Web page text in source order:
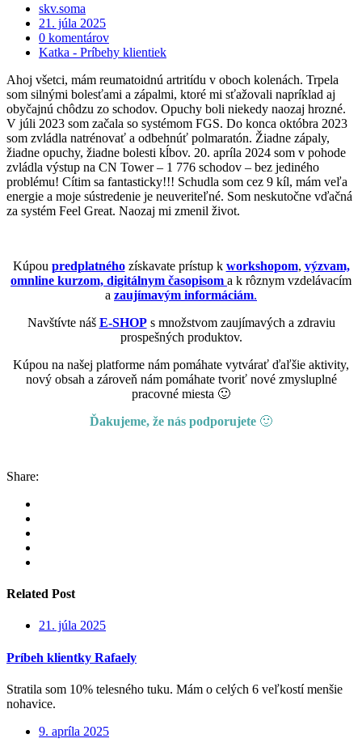
skv.soma
21. júla 2025
0 komentárov
Katka - Príbehy klientiek
Ahoj všetci, mám reumatoidnú artritídu v oboch kolenách. Trpela
som silnými bolesťami a zápalmi, ktoré mi sťažovali napríklad aj
obyčajnú chôdzu zo schodov. Opuchy boli niekedy naozaj hrozné.
V júli 2023 som začala so systémom FGS. Do konca októbra 2023
som zvládla natrénovať a odbehnúť polmaratón. Žiadne zápaly,
žiadne opuchy, žiadne bolesti kĺbov. 20. apríla 2024 som v pohode
zvládla výstup na CN Tower – 1 776 schodov – bez jediného
problému! Cítim sa fantasticky!!! Schudla som cez 9 kíl, mám veľa
energie a moje sústredenie je neuveriteľné. Som neskutočne vďačná
za systém Feel Great. Naozaj mi zmenil život.
Kúpou predplatného získavate prístup k workshopom, výzvam,
omnline kurzom, digitálnym časopisom a k rôznym vzdelávacím
a zaujímavým informáciám.
Navštívte náš E-SHOPs množstvom zaujímavých a zdraviu
prospešných produktov.
Kúpou na našej platforme nám pomáhate vytvárať ďaľšie aktivity,
nový obsah a zároveň nám pomáhate tvoriť nové zmysluplné
pracovné miesta 🙂
Ďakujeme, že nás podporujete 🙂
Share:
Related Post
21. júla 2025
Príbeh klientky Rafaely
Stratila som 10% telesného tuku. Mám o celých 6 veľkostí menšie
nohavice.
9. apríla 2025